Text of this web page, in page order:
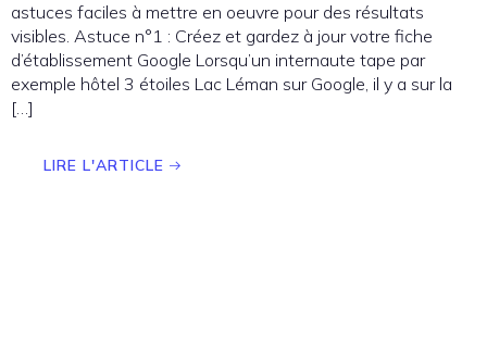
astuces faciles à mettre en oeuvre pour des résultats
visibles. Astuce n°1 : Créez et gardez à jour votre fiche
d’établissement Google Lorsqu’un internaute tape par
exemple hôtel 3 étoiles Lac Léman sur Google, il y a sur la
[…]
LIRE L'ARTICLE